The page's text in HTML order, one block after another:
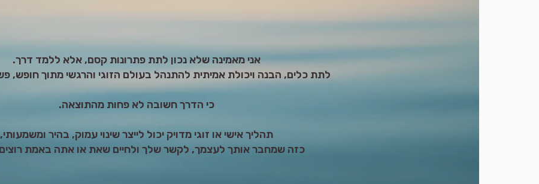
אני מאמינה שלא נכון לתת פתרונות קסם, אלא ללמד דרך.
לתת כלים, הבנה ויכולת אמיתית להתנהל בעולם הזוגי והרגשי מתוך חופש,
כי הדרך חשובה לא פחות מהתוצאה.
תהליך אישי או זוגי מדויק יכול לייצר שינוי עמוק, בהיר ומשמעותי,
כזה שמחבר אותך לעצמך, לקשר שלך ולחיים שאת או אתה באמת רוצים